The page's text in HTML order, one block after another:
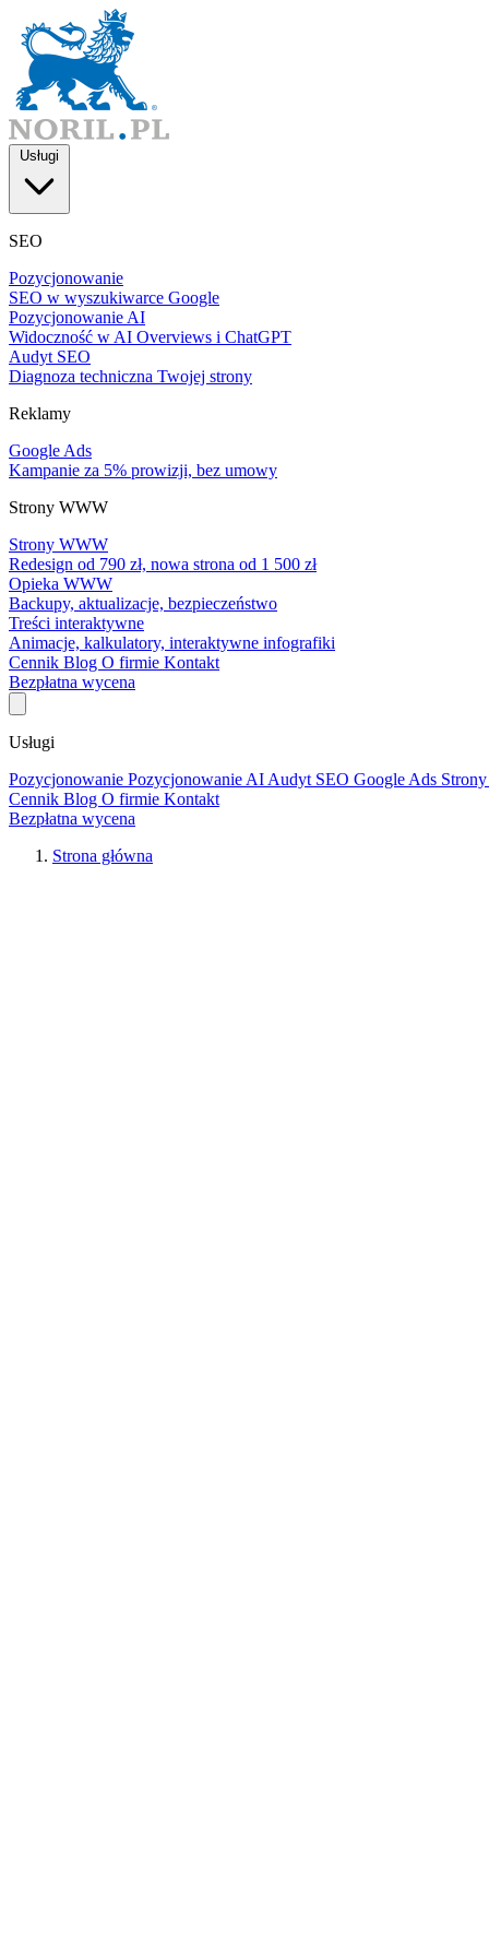
Usługi
SEO
Pozycjonowanie
SEO w wyszukiwarce Google
Pozycjonowanie AI
Widoczność w AI Overviews i ChatGPT
Audyt SEO
Diagnoza techniczna Twojej strony
Reklamy
Google Ads
Kampanie za 5% prowizji, bez umowy
Strony WWW
Strony WWW
Redesign od 790 zł, nowa strona od 1 500 zł
Opieka WWW
Backupy, aktualizacje, bezpieczeństwo
Treści interaktywne
Animacje, kalkulatory, interaktywne infografiki
Cennik Blog O firmie Kontakt
Bezpłatna wycena
Usługi
Pozycjonowanie Pozycjonowanie AI Audyt SEO Google Ads
Cennik Blog O firmie Kontakt
Bezpłatna wycena
Strona główna